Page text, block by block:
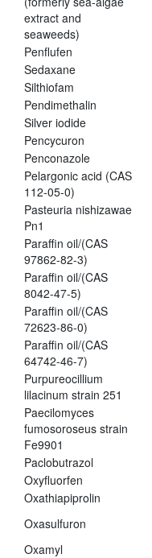
extract and
seaweeds)
Penflufen
Sedaxane
Silthiofam
Pendimethalin
Silver iodide
Pencycuron
Penconazole
Pelargonic acid (CAS
112-05-0)
Pasteuria nishizawae
Pn1
Paraffin oil/(CAS
97862-82-3)
Paraffin oil/(CAS
8042-47-5)
Paraffin oil/(CAS
72623-86-0)
Paraffin oil/(CAS
64742-46-7)
Purpureocillium
lilacinum strain 251
Paecilomyces
fumosoroseus strain
Fe9901
Paclobutrazol
Oxyfluorfen
Oxathiapiprolin
Oxasulfuron
Oxamyl